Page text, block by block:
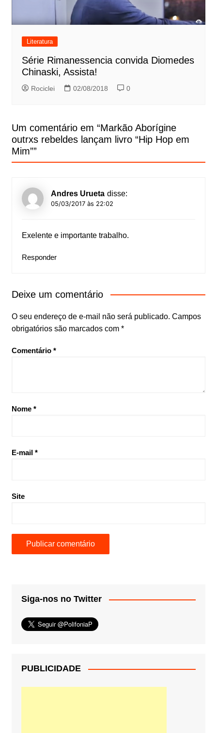
Literatura
Série Rimanessencia convida Diomedes
Chinaski, Assista!
Rociclei 02/08/2018 0
Um comentário em “Markão Aborígine
outrxs rebeldes lançam livro “Hip Hop em
Mim””
Andres Urueta disse:
05/03/2017 às 22:02
Exelente e importante trabalho.
Responder
Deixe um comentário
O seu endereço de e-mail não será publicado. Campos
obrigatórios são marcados com *
Comentário *
Nome *
E-mail *
Site
Siga-nos no Twitter
PUBLICIDADE